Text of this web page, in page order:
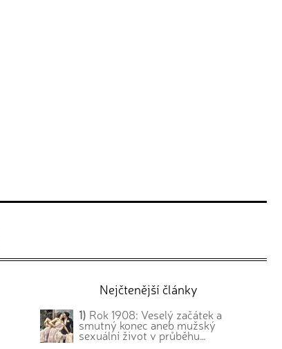
Nejčtenější články
1) Rok 1908: Veselý začátek a
smutný konec aneb mužský
sexuální život v průběhu…